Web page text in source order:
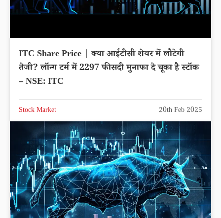
ITC Share Price | क्या आईटीसी शेयर में लौटेगी
तेजी? लॉन्ग टर्म में 2297 फीसदी मुनाफा दे चूका है स्टॉक
– NSE: ITC
Stock Market 20th Feb 2025